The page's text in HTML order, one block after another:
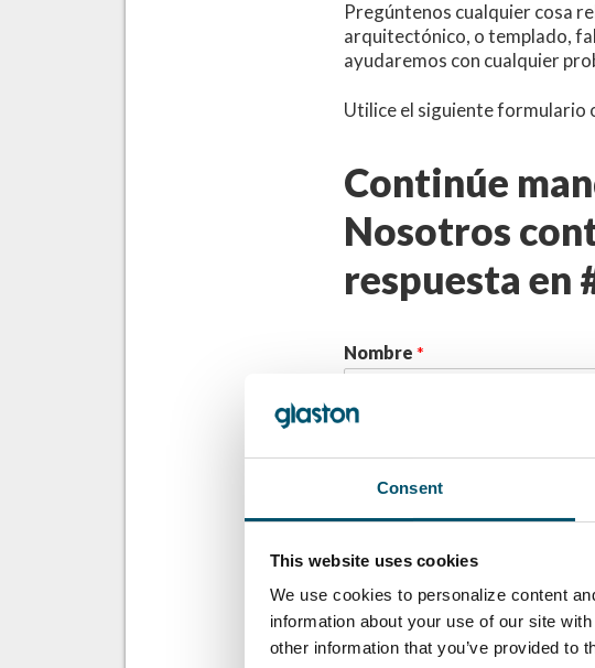
Consent
This website uses cookies
We use cookies to personalize content
information about your use of our site
other information that you’ve provided to
Pregúntenos cualquier cosa
arquitectónico, o templado,
ayudaremos con cualquier
Utilice el siguiente formulario
Continúe
Nosotros
respuesta en
Nombre*
Drag & Drop Files,
Tu pregunta*